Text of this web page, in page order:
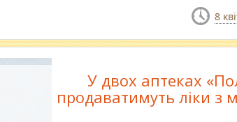
8
У двох аптеках
продаватимуть ліки з